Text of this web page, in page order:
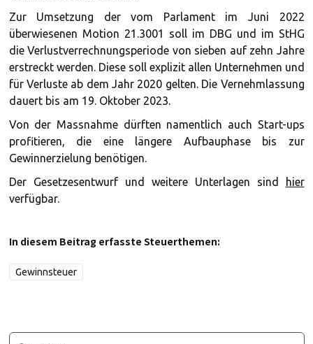
Zur Umsetzung der vom Parlament im Juni 2022
überwiesenen Motion 21.3001 soll im DBG und im StHG
die Verlustverrechnungsperiode von sieben auf zehn Jahre
erstreckt werden. Diese soll explizit allen Unternehmen und
für Verluste ab dem Jahr 2020 gelten. Die Vernehmlassung
dauert bis am 19. Oktober 2023.
Von der Massnahme dürften namentlich auch Start-ups
profitieren, die eine längere Aufbauphase bis zur
Gewinnerzielung benötigen.
Der Gesetzesentwurf und weitere Unterlagen sind
hier
verfügbar.
In diesem Beitrag erfasste Steuerthemen:
Gewinnsteuer